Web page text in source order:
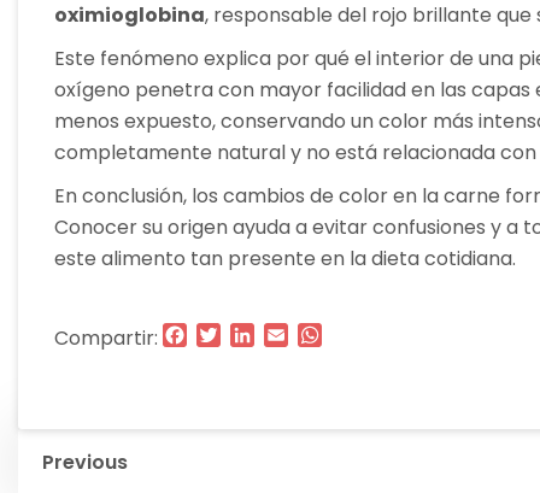
oximioglobina, responsable del rojo brillante
Este fenómeno explica por qué el interior de una
oxígeno penetra con mayor facilidad en las
menos expuesto, conservando un color más
completamente natural y no está relacionada
En conclusión, los cambios de color en la carne
Conocer su origen ayuda a evitar confusiones y a
este alimento tan presente en la dieta cotidiana.
Compartir: Facebook
TwitterLinkedIn
Email
Navegación
Previous